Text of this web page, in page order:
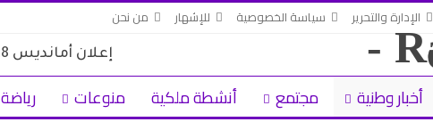
الإدارة والتحرير سياسة الخصوصية للإشهار من نحن
أخبار وطنية مجتمع أنشطة ملكية منوعات رياضة